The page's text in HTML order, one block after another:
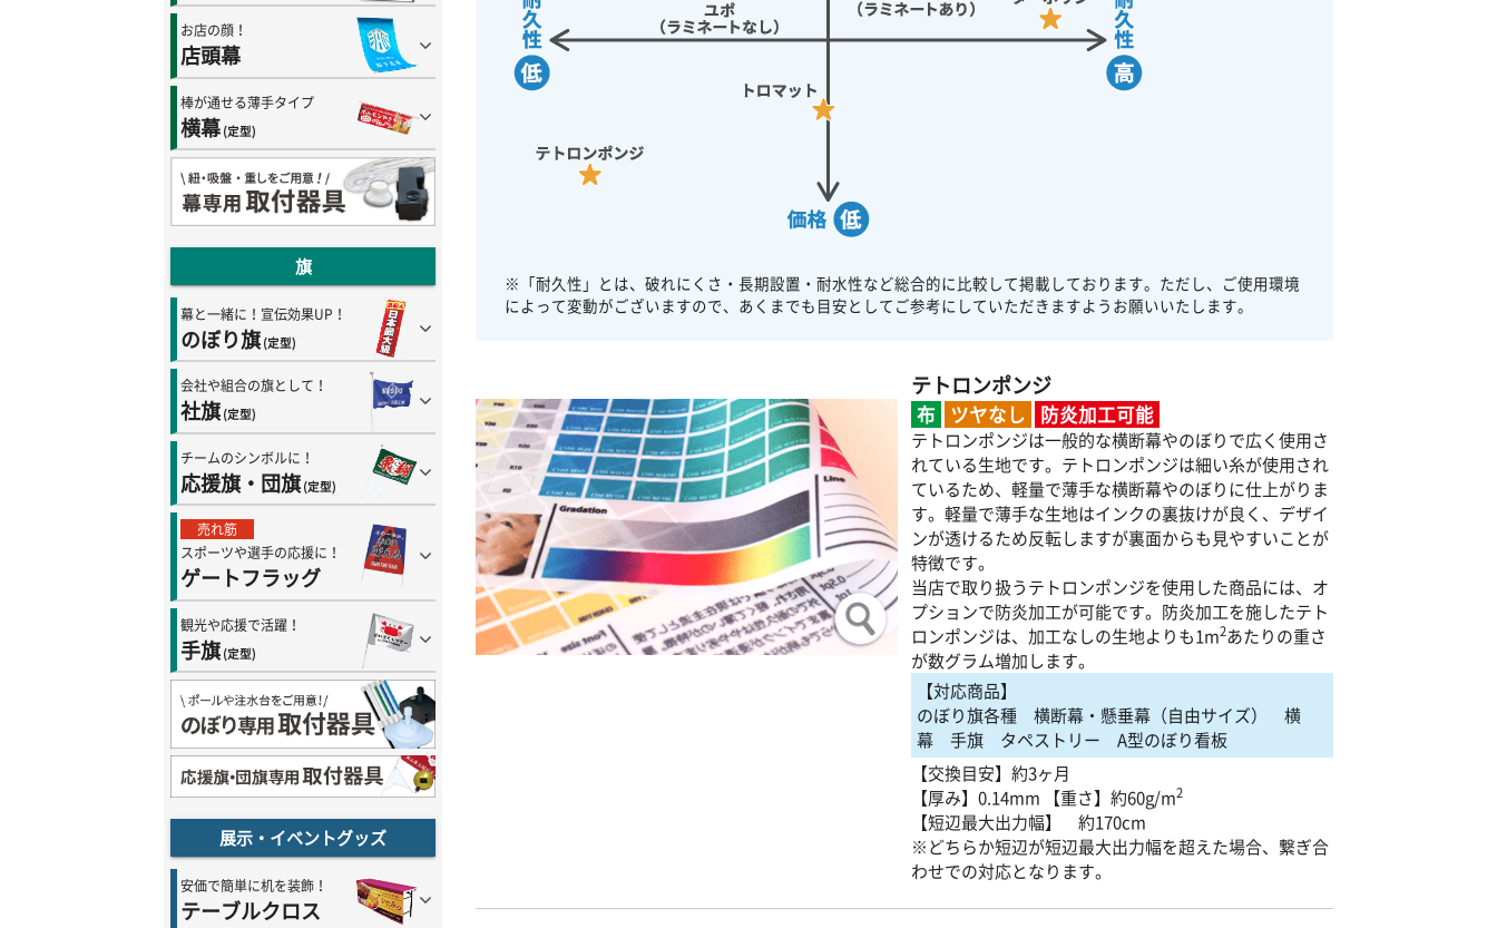
お店の顔！
店頭幕
棒が通せる薄手タイプ
横幕(定型)
旗
幕と一緒に！宣伝効果UP！
のぼり旗 (定型)
会社や組合の旗として！
社旗 (定型)
チームのシンボルに！
応援旗・団旗 (定型)
売れ筋
スポーツや選手の応援に！
ゲートフラッグ
観光や応援で活躍！
手旗 (定型)
展示・イベントグッズ
安価で簡単に机を装飾！
テーブルクロス
※「耐久性」とは、破れにくさ・長期設置・耐水性など総合的に比較して掲載しております。ただし、ご使用環境
によって変動がございますので、あくまでも目安としてご参考にしていただきますようお願いいたします。
テトロンポンジ
布 ツヤなし 防炎加工可能
テトロンポンジは一般的な横断幕やのぼりで広く使用さ
れている生地です。テトロンポンジは細い糸が使用され
ているため、軽量で薄手な横断幕やのぼりに仕上がりま
す。軽量で薄手な生地はインクの裏抜けが良く、デザイ
ンが透けるため反転しますが裏面からも見やすいことが
特徴です。
当店で取り扱うテトロンポンジを使用した商品には、オ
プションで防炎加工が可能です。防炎加工を施したテト
ロンポンジは、加工なしの生地よりも1m2あたりの重さ
が数グラム増加します。
【対応商品】
のぼり旗各種 横断幕・懸垂幕（自由サイズ） 横
幕 手旗 タペストリー A型のぼり看板
【交換目安】約3ヶ月
【厚み】0.14mm 【重さ】約60g/m2
【短辺最大出力幅】 約170cm
※どちらか短辺が短辺最大出力幅を超えた場合、繋ぎ合
わせでの対応となります。